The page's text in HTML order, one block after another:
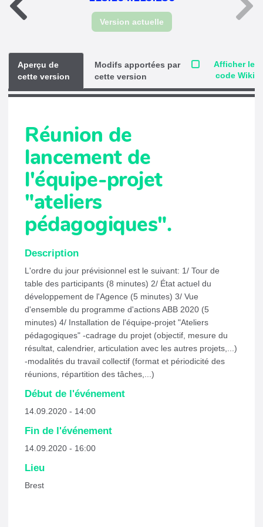
Version actuelle
Aperçu de
cette version
Modifs apportées par
cette version
Afficher le
code Wiki
Réunion de
lancement de
l'équipe-projet
"ateliers
pédagogiques".
Description
L'ordre du jour prévisionnel est le suivant: 1/ Tour de
table des participants (8 minutes) 2/ État actuel du
développement de l'Agence (5 minutes) 3/ Vue
d'ensemble du programme d'actions ABB 2020 (5
minutes) 4/ Installation de l'équipe-projet "Ateliers
pédagogiques" -cadrage du projet (objectif, mesure du
résultat, calendrier, articulation avec les autres projets,...)
-modalités du travail collectif (format et périodicité des
réunions, répartition des tâches,...)
Début de l'événement
14.09.2020 - 14:00
Fin de l'événement
14.09.2020 - 16:00
Lieu
Brest